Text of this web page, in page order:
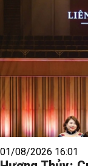
01/08/2026 16:01